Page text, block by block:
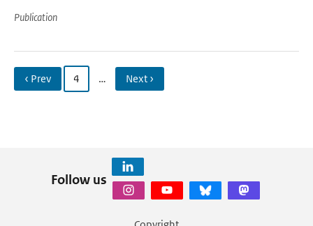
Publication
‹ Prev 4 … Next ›
Follow us